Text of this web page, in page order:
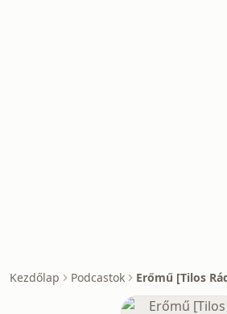
Kezdőlap Podcastok Erőmű [Tilos